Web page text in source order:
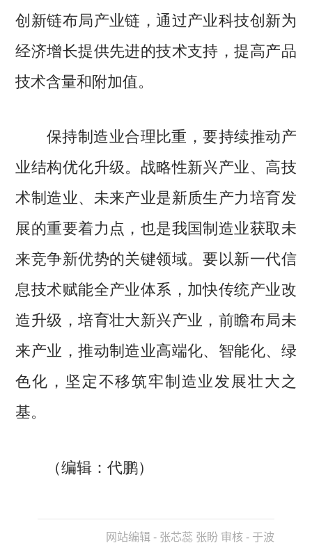
创新链布局产业链，通过产业科技创新为
经济增长提供先进的技术支持，提高产品
技术含量和附加值。
保持制造业合理比重，要持续推动产
业结构优化升级。战略性新兴产业、高技
术制造业、未来产业是新质生产力培育发
展的重要着力点，也是我国制造业获取未
来竞争新优势的关键领域。要以新一代信
息技术赋能全产业体系，加快传统产业改
造升级，培育壮大新兴产业，前瞻布局未
来产业，推动制造业高端化、智能化、绿
色化，坚定不移筑牢制造业发展壮大之
基。
（编辑：代鹏）
网站编辑 - 张芯蕊 张盼 审核 - 于波